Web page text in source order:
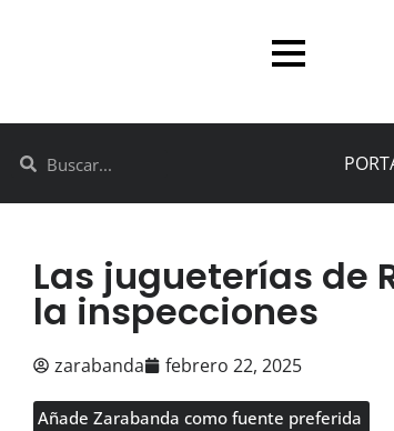
Las jugueterías de
la inspecciones
zarabanda febrero 22, 2025
Añade Zarabanda como fuente preferida